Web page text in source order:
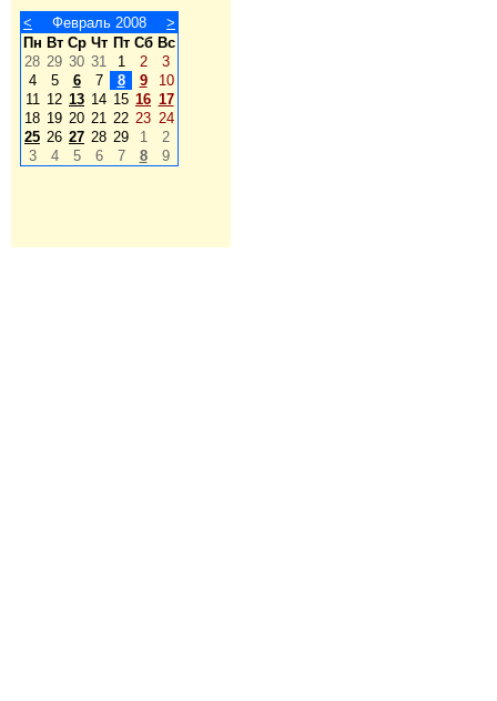
< Февраль 2008
>
Пн Вт Ср Чт Пт Сб Вс
28 29 30 31 1 2
3
4
5 6 7 8 9
10
11 12 13 14 15 16 17
18 19 20 21 22 23 24
25 26 27 28 29 1
2
3
4 5 6 7 8 9